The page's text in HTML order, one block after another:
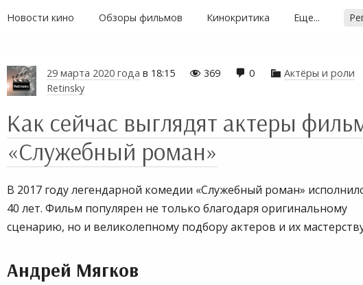
Новости кино Обзоры фильмов Кинокритика Еще...
29 марта 2020 года в 18:15  369  0  Актёры и роли
Retinsky
Как сейчас выглядят актеры
«Служебный роман»
В 2017 году легендарной комедии «Служебный роман»
40 лет. Фильм популярен не только благодаря оригинальному
сценарию, но и великолепному подбору актеров и их
Андрей Мягков